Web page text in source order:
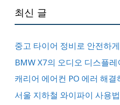
최신 글
중고 타이어 정비로 안전하
BMW X7의 오디오 디스플
캐리어 에어컨 PO 에러 해결
서울 지하철 와이파이 사용